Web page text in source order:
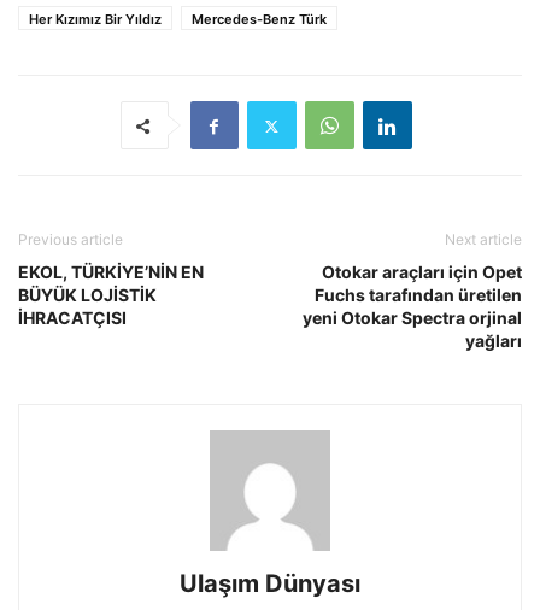
Her Kızımız Bir Yıldız
Mercedes-Benz Türk
Previous article
EKOL, TÜRKİYE’NİN EN
BÜYÜK LOJİSTİK
İHRACATÇISI
Next article
Otokar araçları için Opet
Fuchs tarafından üretilen
yeni Otokar Spectra orjinal
yağları
Ulaşım Dünyası